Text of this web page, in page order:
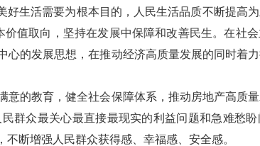
生活需要为根本目的，人民生活品质不断提高
值取向，坚持在发展中保障和改善民生。在社
的发展思想，在推动经济高质量发展的同时着
教育，健全社会保障体系，推动房地产高质量
群众最关心最直接最现实的利益问题和急难愁
断增强人民群众获得感、幸福感、安全感。